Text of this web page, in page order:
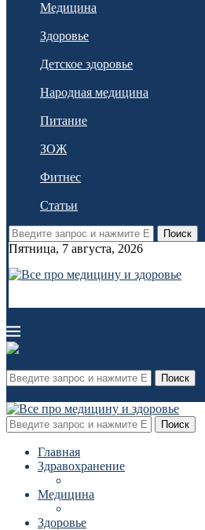
Медицина
Здоровье
Детское здоровье
Народная медицина
Питание
ЗОЖ
Фитнес
Статьи
Поиск
Пятница, 7 августа, 2026
Поиск
Поиск
Главная
Здравохранение
Медицина
Здоровье